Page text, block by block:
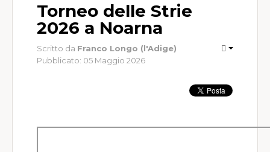
Indoor
Giovanili
Torneo delle Strie
2026 a Noarna
Scritto da Franco Longo (l'Adige)
Pubblicato: 05 Maggio 2026